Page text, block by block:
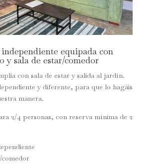
equipada con
y sala de estar/comedor
con sala de estar y salida al jardín.
y diferente, para que lo hagáis
manera.
2/4 personas, con reserva mínima de 2
comedor